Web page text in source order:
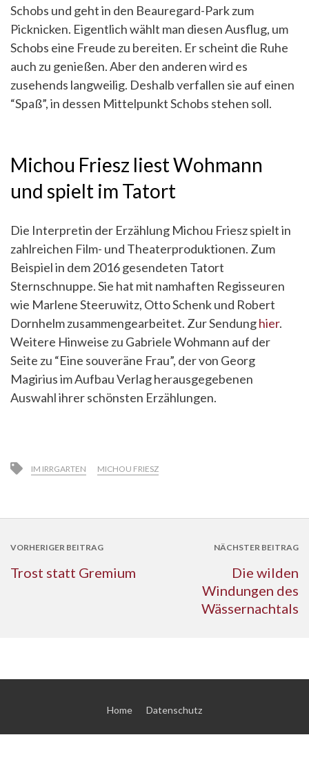
Schobs und geht in den Beauregard-Park zum
Picknicken. Eigentlich wählt man diesen Ausflug, um
Schobs eine Freude zu bereiten. Er scheint die Ruhe
auch zu genießen. Aber den anderen wird es
zusehends langweilig. Deshalb verfallen sie auf einen
“Spaß”, in dessen Mittelpunkt Schobs stehen soll.
Michou Friesz liest Wohmann
und spielt im Tatort
Die Interpretin der Erzählung Michou Friesz spielt in
zahlreichen Film- und Theaterproduktionen. Zum
Beispiel in dem 2016 gesendeten Tatort
Sternschnuppe. Sie hat mit namhaften Regisseuren
wie Marlene Steeruwitz, Otto Schenk und Robert
Dornhelm zusammengearbeitet. Zur Sendunghier.
Weitere Hinweise zu Gabriele Wohmann auf der
Seite zu “Eine souveräne Frau”, der von Georg
Magirius im Aufbau Verlag herausgegebenen
Auswahl ihrer schönsten Erzählungen.
IM IRRGARTEN MICHOU FRIESZ
VORHERIGER BEITRAG
Trost statt Gremium
NÄCHSTER BEITRAG
Die wilden
Windungen des
Wässernachtals
Home Datenschutz